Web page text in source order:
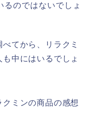
るのではないでしょ
てから、リラクミ
中にはいるでしょ
ミンの商品の感想